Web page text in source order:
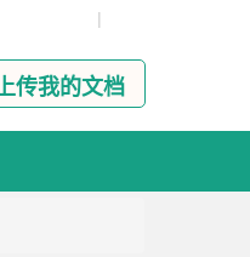
|
传我的文档